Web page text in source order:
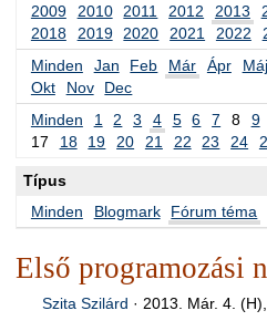
2009
2010 2011 2012 2013
2018
2019 2020 2021 2022
Minden
Jan Feb Már Ápr
Okt
Nov
Dec
Minden
1 2 3 4 5 6 7 8 9
17
18 19 20 21 22 23 24
Típus
Minden
Blogmark Fórum téma
Első programozási
Szita Szilárd · 2013. Már. 4.